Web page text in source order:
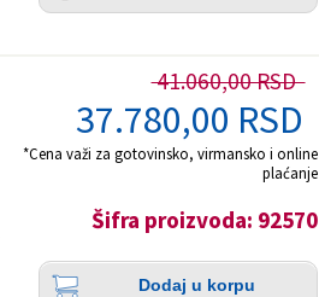
41.060,00 RSD
37.780,00 RSD
*Cena važi za gotovinsko, virmansko i online
plaćanje
Šifra proizvoda: 92570
Količina
Dodaj
Dodaj u korpu